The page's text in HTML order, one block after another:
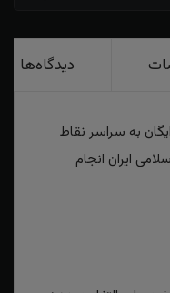
دیدگاه‌ها
به سراسر نقاط
ایران انجام